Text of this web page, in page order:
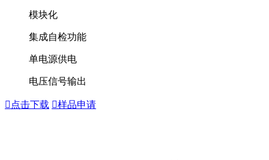
模块化
集成自检功能
单电源供电
电压信号输出
 点击下载 样品申请